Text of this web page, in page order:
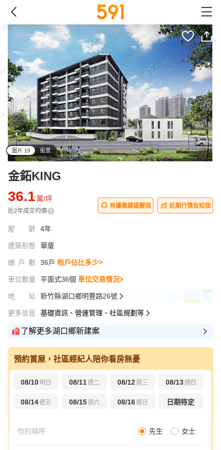
圖片 19 街景
金鉐KING
36.1萬/坪
近2年成交均價
有優惠請提醒我 近期行情告知我
屋齡 4年
建築形態 華廈
總戶數 36戶 租戶佔比多少>
車位數量 平面式36個 車位交易情況>
地址 新竹縣湖口鄉明豐路26號
更多信息 基礎資訊、營運管理、社區規劃等
了解更多湖口鄉新建案
預約賞屋，社區經紀人陪你看房無憂
08/10 明日 08/11週二 08/12週三 08/13週四
08/14週五 08/15週六 08/16週日 日期待定
先生 女士